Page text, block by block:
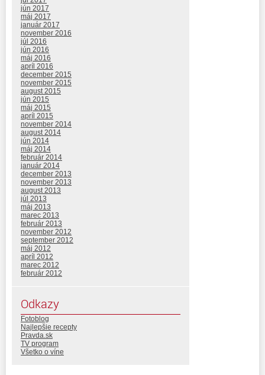
jún 2017
máj 2017
január 2017
november 2016
júl 2016
jún 2016
máj 2016
apríl 2016
december 2015
november 2015
august 2015
jún 2015
máj 2015
apríl 2015
november 2014
august 2014
jún 2014
máj 2014
február 2014
január 2014
december 2013
november 2013
august 2013
júl 2013
máj 2013
marec 2013
február 2013
november 2012
september 2012
máj 2012
apríl 2012
marec 2012
február 2012
Odkazy
Fotoblog
Najlepšie recepty
Pravda.sk
TV program
Všetko o víne